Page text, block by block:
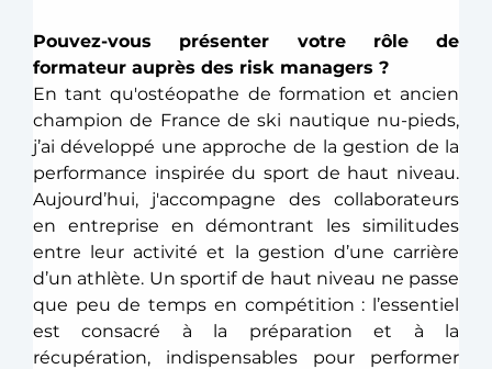
Pouvez-vous présenter votre rôle de
formateur auprès des risk managers ?
En tant qu'ostéopathe de formation et ancien
champion de France de ski nautique nu-pieds,
j’ai développé une approche de la gestion de la
performance inspirée du sport de haut niveau.
Aujourd’hui, j'accompagne des collaborateurs
en entreprise en démontrant les similitudes
entre leur activité et la gestion d’une carrière
d’un athlète. Un sportif de haut niveau ne passe
que peu de temps en compétition : l’essentiel
est consacré à la préparation et à la
récupération, indispensables pour performer